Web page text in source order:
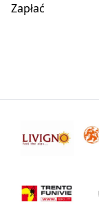
Zapłać